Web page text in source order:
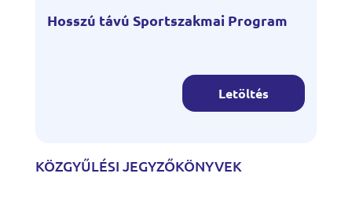
Hosszú távú Sportszakmai Program
Letöltés
KÖZGYŰLÉSI JEGYZŐKÖNYVEK